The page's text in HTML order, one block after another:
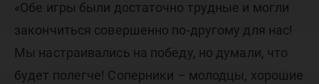
«Обе игры были достаточно трудные и могли
закончиться совершенно по-другому для нас!
Мы настраивались на победу, но думали, что
будет полегче! Соперники – молодцы, хорошие